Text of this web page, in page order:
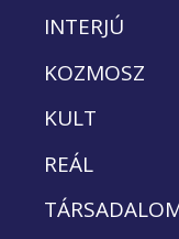
INTERJÚ
KOZMOSZ
KULT
REÁL